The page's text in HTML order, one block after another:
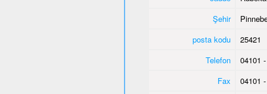
Şehir
posta kodu
25421
Telefon
04101
Fax
04101